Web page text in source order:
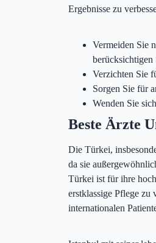
Ergebnisse zu
Vermeiden Sie
berücksichtigen
Verzichten Sie
Sorgen Sie für
Wenden Sie
Beste Ärzte
Die Türkei,
da sie
Türkei ist für ihre
erstklassige Pflege zu
internationalen